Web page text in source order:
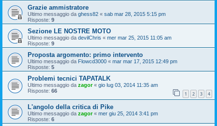
Grazie ammistratore
Ultimo messaggio da ghess82 « sab mar 28, 2015 5:15 pm
Risposte: 9
Sezione LE NOSTRE MOTO
Ultimo messaggio da devilChris « mer mar 25, 2015 11:05 am
Risposte: 9
Proposta argomento: primo intervento
Ultimo messaggio da Flowcd3000 « mar mar 17, 2015 12:49 pm
Risposte: 5
Problemi tecnici TAPATALK
Ultimo messaggio da zagor« gio lug 03, 2014 11:35 am
Risposte: 66 1 2 3 4
L'angolo della critica di Pike
Ultimo messaggio da zagor« mer giu 25, 2014 3:41 pm
Risposte: 6